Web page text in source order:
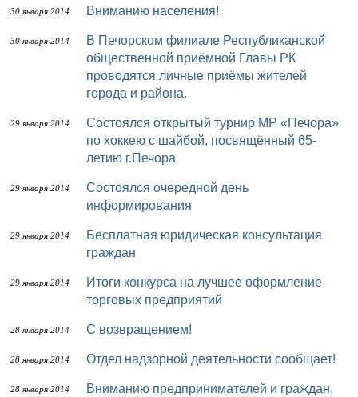
30 января 2014 Вниманию населения!
30 января 2014
В Печорском филиале Республиканской
общественной приёмной Главы РК
проводятся личные приёмы жителей
города и района.
29 января 2014
Состоялся открытый турнир МР «Печора»
по хоккею с шайбой, посвящённый 65-
летию г.Печора
29 января 2014
Состоялся очередной день
информирования
29 января 2014
Бесплатная юридическая консультация
граждан
29 января 2014
Итоги конкурса на лучшее оформление
торговых предприятий
28 января 2014 С возвращением!
28 января 2014 Отдел надзорной деятельности сообщает!
28 января 2014 Вниманию предпринимателей и граждан,